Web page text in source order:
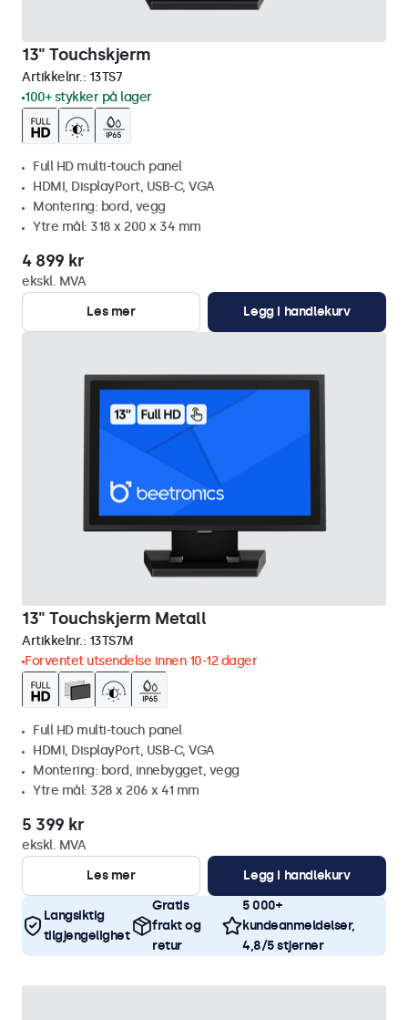
13" Touchskjerm
Artikkelnr.: 13TS7
100+ stykker på lager
Full HD multi-touch panel
HDMI, DisplayPort, USB-C, VGA
Montering: bord, vegg
Ytre mål: 318 x 200 x 34 mm
4 899 kr
ekskl. MVA
Les mer
Legg i handlekurv
13" Touchskjerm Metall
Artikkelnr.: 13TS7M
Forventet utsendelse innen 10-12 dager
Full HD multi-touch panel
HDMI, DisplayPort, USB-C, VGA
Montering: bord, innebygget, vegg
Ytre mål: 328 x 206 x 41 mm
5 399 kr
ekskl. MVA
Les mer
Legg i handlekurv
Langsiktig
tilgjengelighet
Gratis
frakt og
retur
5 000+
kundeanmeldelser,
4,8/5 stjerner